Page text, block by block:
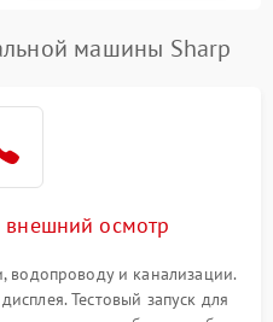
машины Sharp
внешний осмотр
водопроводу и канализации.
Тестовый запуск для